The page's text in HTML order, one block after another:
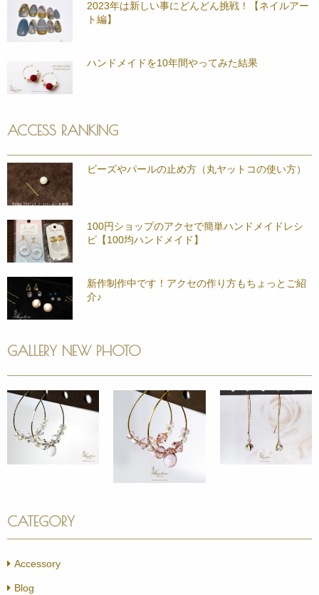
2023年は新しい事にどんどん挑戦！【ネイルアー
ト編】
ハンドメイドを10年間やってみた結果
ACCESS RANKING
ビーズやパールの止め方（丸ヤットコの使い方）
100円ショップのアクセで簡単ハンドメイドレシ
ピ【100均ハンドメイド】
新作制作中です！アクセの作り方もちょっとご紹
介♪
GALLERY NEW PHOTO
CATEGORY
Accessory
Blog